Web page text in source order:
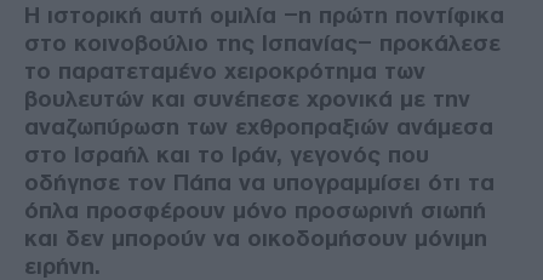
Η ιστορική αυτή ομιλία –η πρώτη ποντίφικα
στο κοινοβούλιο της Ισπανίας– προκάλεσε
το παρατεταμένο χειροκρότημα των
βουλευτών και συνέπεσε χρονικά με την
αναζωπύρωση των εχθροπραξιών ανάμεσα
στο Ισραήλ και το Ιράν, γεγονός που
οδήγησε τον Πάπα να υπογραμμίσει ότι τα
όπλα προσφέρουν μόνο προσωρινή σιωπή
και δεν μπορούν να οικοδομήσουν μόνιμη
ειρήνη.